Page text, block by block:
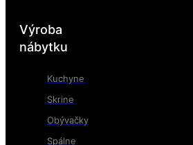
Výroba
nábytku
Kuchyne
Skrine
Obývačky
Spálne